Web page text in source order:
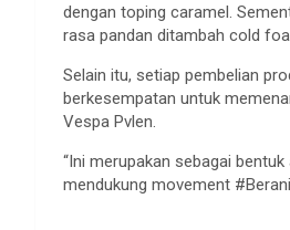
dengan toping caramel.
rasa pandan ditambah cold
Selain itu, setiap pembelian
berkesempatan untuk
Vespa Pvlen.
“Ini merupakan sebagai
mendukung movement